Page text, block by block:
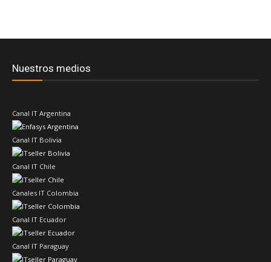
Nuestros medios
Canal IT Argentina
Canal IT Bolivia
Canal IT Chile
Canales IT Colombia
Canal IT Ecuador
Canal IT Paraguay